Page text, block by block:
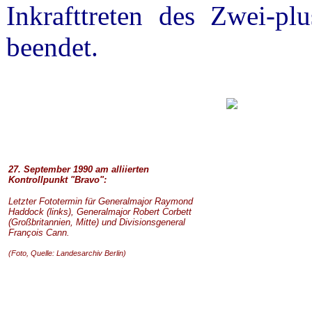
Inkrafttreten des Zwei-
beendet.
27. September 1990 am alliierten
Kontrollpunkt "Bravo":
Letzter Fototermin für Generalmajor Raymond
Haddock (links), Generalmajor Robert Corbett
(Großbritannien, Mitte) und Divisionsgeneral
François Cann.
(Foto, Quelle: Landesarchiv Berlin)